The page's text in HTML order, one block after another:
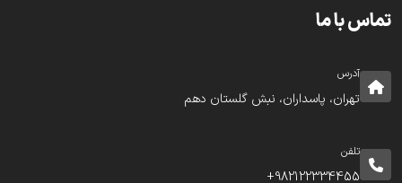
تماس با ما
آدرس
تهران، پاسداران، نبش گلستان دهم
تلفن
982122334455+